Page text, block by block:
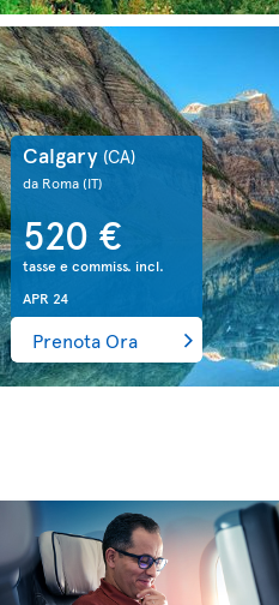
Calgary (CA)
da Roma(IT)
520 €
tasse e commiss. incl.
APR 24
Prenota Ora